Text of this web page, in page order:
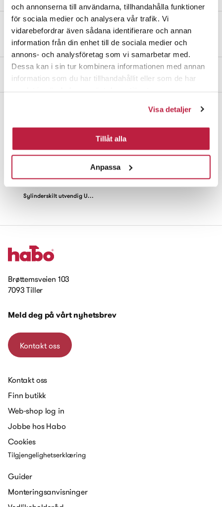
och annonserna till användarna, tillhandahålla funktioner
för sociala medier och analysera vår trafik. Vi
vidarebefordrar även sådana identifierare och annan
information från din enhet till de sociala medier och
annons- och analysföretag som vi samarbetar med.
Dessa kan i sin tur kombinera informationen med annan
information som du har tillhandahållit eller som de har
Visa detaljer
Tillåt alla
Anpassa
Dekkskilt av messing. For modullåskasse. 1 stk. per pakke.
Mål og dimensjoner
Sylinderskilt utvendig Universal Børstet krom 9+7 mm
Brøttemsveien 103
7093 Tiller
Meld deg på vårt nyhetsbrev
Kontakt oss
Kontakt oss
Finn butikk
Web-shop log in
Jobbe hos Habo
Cookies
Tilgjengelighetserklæring
Guider
Monteringsanvisninger